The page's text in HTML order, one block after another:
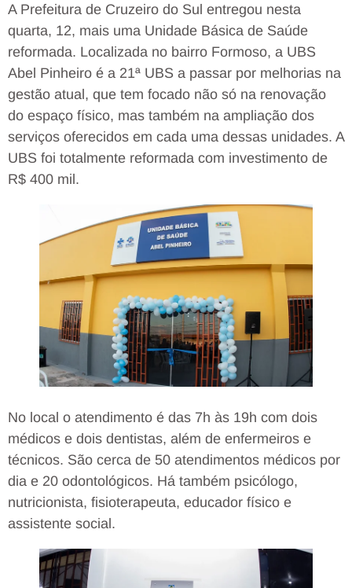
A Prefeitura de Cruzeiro do Sul entregou nesta
quarta, 12, mais uma Unidade Básica de Saúde
reformada. Localizada no bairro Formoso, a UBS
Abel Pinheiro é a 21ª UBS a passar por melhorias na
gestão atual, que tem focado não só na renovação
do espaço físico, mas também na ampliação dos
serviços oferecidos em cada uma dessas unidades. A
UBS foi totalmente reformada com investimento de
R$ 400 mil.
No local o atendimento é das 7h às 19h com dois
médicos e dois dentistas, além de enfermeiros e
técnicos. São cerca de 50 atendimentos médicos por
dia e 20 odontológicos. Há também psicólogo,
nutricionista, fisioterapeuta, educador físico e
assistente social.